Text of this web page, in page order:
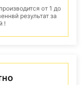
от 1 до
результат за
!